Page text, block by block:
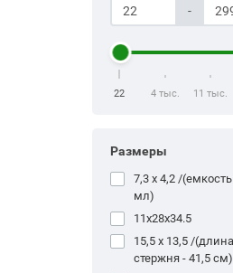
-
22 4 тыс. 11 тыс.
Размеры
7,3 х 4,2 /(емкость – 30
мл)
11x28x34.5
15,5 х 13,5 /(длина
стержня - 41,5 см)